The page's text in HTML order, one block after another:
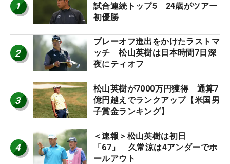
1
試合連続トップ5 24歳がツアー
初優勝
2
プレーオフ進出をかけたラストマ
ッチ 松山英樹は日本時間7日深
夜にティオフ
3
松山英樹が7000万円獲得 通算7
億円越えでランクアップ【米国男
子賞金ランキング】
4
＜速報＞松山英樹は初日
「67」 久常涼は4アンダーでホ
ールアウト